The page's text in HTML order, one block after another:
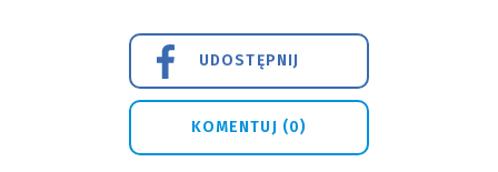
UDOSTĘPNIJ
KOMENTUJ (0)